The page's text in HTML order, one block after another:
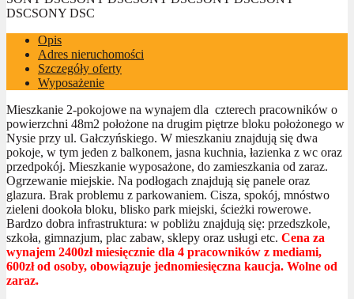
DSCSONY DSC
Opis
Adres nieruchomości
Szczegóły oferty
Wyposażenie
Mieszkanie 2-pokojowe na wynajem dla czterech pracowników o
powierzchni 48m2 położone na drugim piętrze bloku położonego w
Nysie przy ul. Gałczyńskiego. W mieszkaniu znajdują się dwa
pokoje, w tym jeden z balkonem, jasna kuchnia, łazienka z wc oraz
przedpokój. Mieszkanie wyposażone, do zamieszkania od zaraz.
Ogrzewanie miejskie. Na podłogach znajdują się panele oraz
glazura. Brak problemu z parkowaniem. Cisza, spokój, mnóstwo
zieleni dookoła bloku, blisko park miejski, ścieżki rowerowe.
Bardzo dobra infrastruktura: w pobliżu znajdują się: przedszkole,
szkoła, gimnazjum, plac zabaw, sklepy oraz usługi etc. Cena za
wynajem 2400zł miesięcznie dla 4 pracowników z mediami,
600zł od osoby, obowiązuje jednomiesięczna kaucja. Wolne od
zaraz.